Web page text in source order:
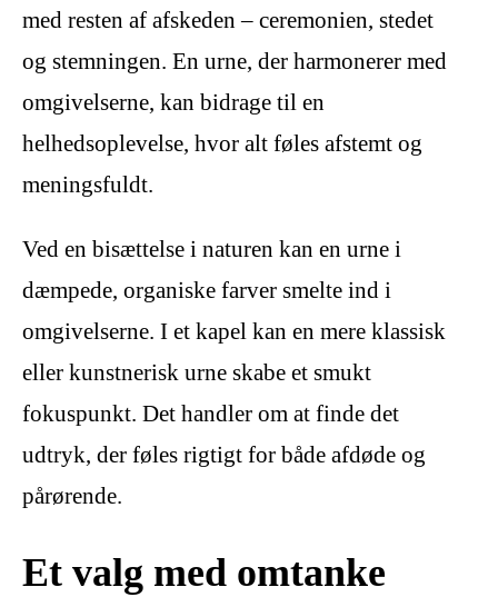
med resten af afskeden – ceremonien, stedet
og stemningen. En urne, der harmonerer med
omgivelserne, kan bidrage til en
helhedsoplevelse, hvor alt føles afstemt og
meningsfuldt.
Ved en bisættelse i naturen kan en urne i
dæmpede, organiske farver smelte ind i
omgivelserne. I et kapel kan en mere klassisk
eller kunstnerisk urne skabe et smukt
fokuspunkt. Det handler om at finde det
udtryk, der føles rigtigt for både afdøde og
pårørende.
Et valg med omtanke